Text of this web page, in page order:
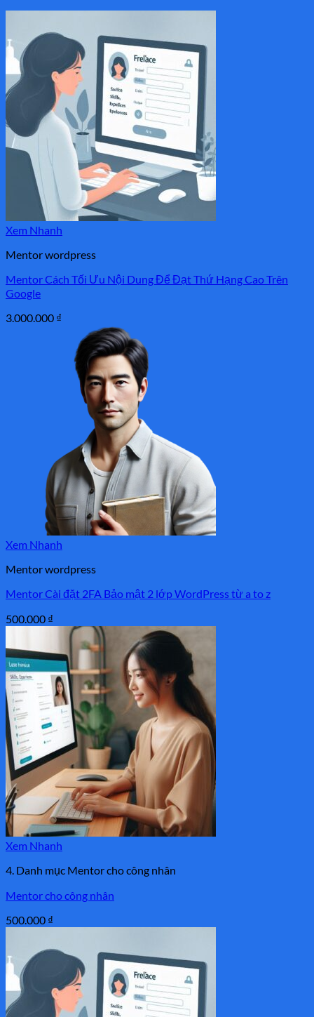
Xem Nhanh
Mentor wordpress
Mentor Cách Tối Ưu Nội Dung Để Đạt Thứ Hạng Cao Trên
Google
3.000.000 ₫
Xem Nhanh
Mentor wordpress
Mentor Cài đặt 2FA Bảo mật 2 lớp WordPress từ a to z
500.000 ₫
Xem Nhanh
4. Danh mục Mentor cho công nhân
Mentor cho công nhân
500.000 ₫